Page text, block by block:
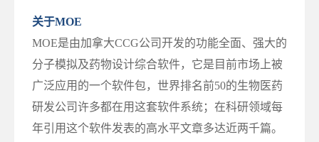
关于MOE
MOE是由加拿大CCG公司开发的功能全面、强大的
分子模拟及药物设计综合软件，它是目前市场上被
广泛应用的一个软件包，世界排名前50的生物医药
研发公司许多都在用这套软件系统；在科研领域每
年引用这个软件发表的高水平文章多达近两千篇。